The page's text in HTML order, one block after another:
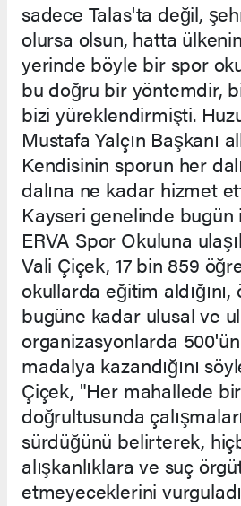
sadece Talas'ta değil,
olursa olsun, hatta
yerinde böyle bir spor
bu doğru bir yöntemdir,
bizi yüreklendirmişti.
Mustafa Yalçın Başkanı
Kendisinin sporun her
dalına ne kadar hizmet
Kayseri genelinde bugün
ERVA Spor Okuluna
Vali Çiçek, 17 bin 859
okullarda eğitim
bugüne kadar ulusal ve
organizasyonlarda
madalya kazandığını
Çiçek, "Her mahallede
doğrultusunda
sürdüğünü belirterek,
alışkanlıklara ve suç
etmeyeceklerini